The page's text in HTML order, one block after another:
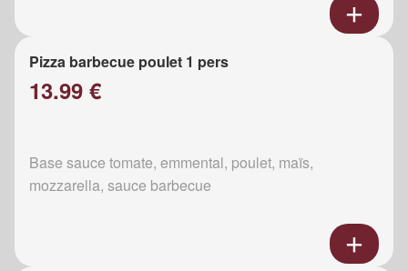
Pizza barbecue poulet 1 pers
13.99 €
Base sauce tomate, emmental, poulet, maïs,
mozzarella, sauce barbecue